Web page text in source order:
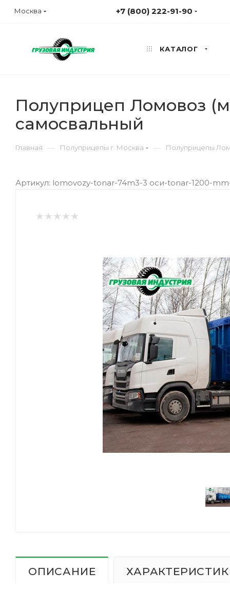
Москва +7 (800) 222-91-90
КАТАЛОГ
Полуприцеп Ломовоз
самосвальный
Главная — Полуприцепы г. Москва — Полуприцепы
Артикул: lomovozy-tonar-74m3-3 оси-tonar-1200-
ОПИСАНИЕ